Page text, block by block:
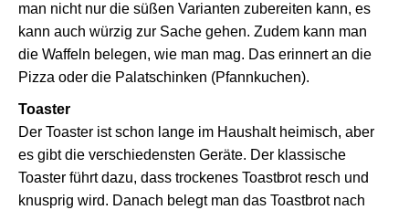
man nicht nur die süßen Varianten zubereiten kann, es
kann auch würzig zur Sache gehen. Zudem kann man
die Waffeln belegen, wie man mag. Das erinnert an die
Pizza oder die Palatschinken (Pfannkuchen).
Toaster
Der Toaster ist schon lange im Haushalt heimisch, aber
es gibt die verschiedensten Geräte. Der klassische
Toaster führt dazu, dass trockenes Toastbrot resch und
knusprig wird. Danach belegt man das Toastbrot nach